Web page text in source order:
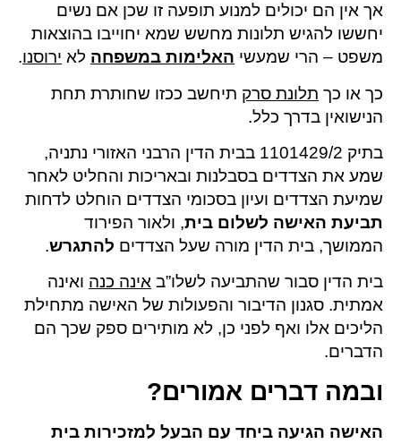
אך אין הם יכולים למנוע תופעה זו שכן אם נשים
יחששו להגיש תלונות מחשש שמא יחוייבו בהוצאות
משפט – הרי שמעשי האלימות במשפחה לא ירוסנו.
כך או כך תלונת סרק תיחשב ככזו שחותרת תחת
הנישואין בדרך כלל.
בתיק 1101429/2 בבית הדין הרבני האזורי נתניה,
שמע את הצדדים בסבלנות ובאריכות והחליט לאחר
שמיעת הצדדים ועיון בסכומי הצדדים הוחלט לדחות
תביעת האישה לשלום בית, ולאור הפירוד
הממושך, בית הדין מורה שעל הצדדים להתגרש.
בית הדין סבור שהתביעה לשלו”ב אינה כנה ואינה
אמתית. סגנון הדיבור והפעולות של האישה מתחילת
הליכים אלו ואף לפני כן, לא מותירים ספק שכך הם
הדברים.
ובמה דברים אמורים?
האישה הגיעה ביחד עם הבעל למזכירות בית